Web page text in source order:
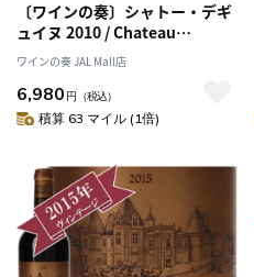
〔ワインの奏〕シャトー・デギ
ュイヌ 2010 / Chateau
d'Aiguilhe 2010
ワインの奏 JAL Mall店
6,980 円 （税込）
積算 63 マイル (1倍)